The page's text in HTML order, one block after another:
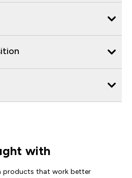
with
products that work better